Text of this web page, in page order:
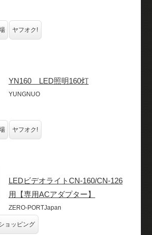
ヤフオク!
YN160 LED照明160灯
YUNGNUO
ヤフオク!
LEDビデオライトCN-160/CN-126
用【専用ACアダプター】
ZERO-PORTJapan
ョッピング